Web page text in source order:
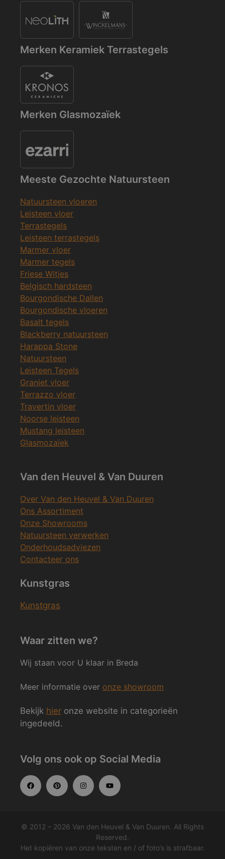
Merken Keramiek Terrastegels
Merken Glasmozaïek
Meeste Gezochte Natuursteen
Natuursteen vloeren
Leisteen vloer
Terrastegels
Leisteen terrastegels
Marmer vloer
Marmer tegels
Friese Witjes
Belgisch hardsteen
Bourgondische Dallen
Bourgondische vloeren
Basalt tegels
Blackberry natuursteen
Harappa Stone
Natuursteen
Leisteen Tegels
Graniet vloer
Terrazzo vloer
Travertin vloer
Noorse leisteen
Mustang leisteen
Glasmozaïek
Van den Heuvel & Van Duuren
Over Van den Heuvel & Van Duuren
Ons Assortiment
Onze Showrooms
Natuursteen verwerken
Onderhoudsadviezen
Contacteer ons
Kunstgras
Kunstgras
Waar zitten we?
Wij staan voor U klaar in Breda
Meer informatie over onze showroom
Bekijk hier onze website in categorieën
ingedeeld.
Volg ons ook op Social Media
© 2012 – 2026 Van den Heuvel & Van Duuren. All Rights
Reserved.
Het kopiëren van onze teksten en / of foto’s is strafbaar.